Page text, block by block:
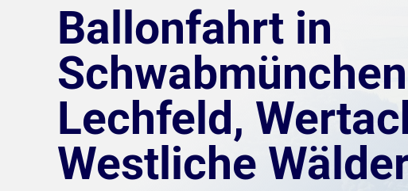
Ballonfahrt in
Lechfeld,
Westliche